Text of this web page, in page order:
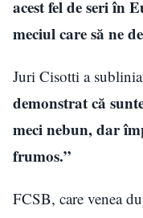
acest fel de seri în
meciul care să ne
Juri Cisotti a
demonstrat că
meci nebun, dar
frumos.”
FCSB, care venea